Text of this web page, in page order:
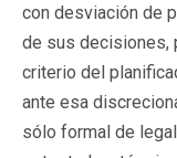
con desviación de
de sus decisiones,
criterio del
ante esa
sólo formal de